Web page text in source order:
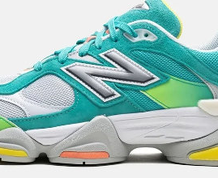
Medya
2'i
galeri
görünümünde
aç